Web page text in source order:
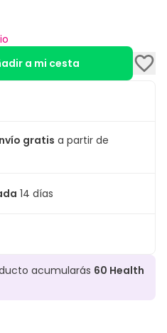
a mi cesta
gratis a partir de
14 días
acumularás 60 Health